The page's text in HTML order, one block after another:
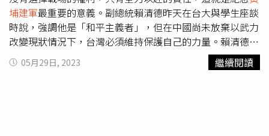
埔建軍最重要的意義。副總統賴清德昨天在台大與學生座談
時說，強調他是「和平主義者」，但在中國尚未放棄以武力
改變現狀情況下，台灣必須維持保護自己的力量。賴清德
說，當戰爭不幸發生，主力部隊是職業軍人，義務役軍人是
負責守衛基礎設施、在城鄉間進行保護工作，不會前往海陸
05月29日, 2023 繼續閱讀